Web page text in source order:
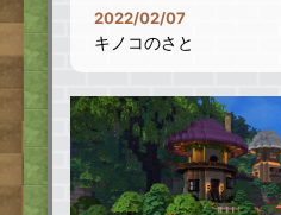
2022/02/07
キノコのさと